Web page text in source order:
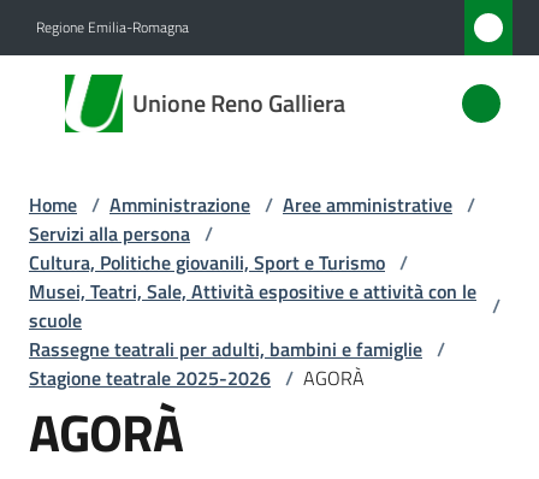
Regione Emilia-Romagna
Unione Reno Galliera
Unione
Reno
Amministrazione
Menu selezionato
Novità
Servizi
Menu selezionato
Vivere
Home / Amministrazione / Aree amministrative /
Servizi alla persona /
Cultura, Politiche giovanili, Sport e Turismo /
Musei, Teatri, Sale, Attività espositive e attività con le
scuole
/
Rassegne teatrali per adulti, bambini e famiglie /
Stagione teatrale 2025-2026 / AGORÀ
AGORÀ